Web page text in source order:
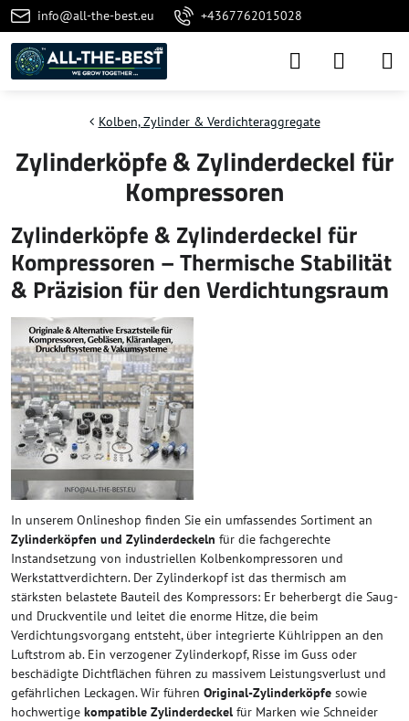
info@all-the-best.eu +4367762015028
Kolben, Zylinder & Verdichteraggregate
Zylinderköpfe & Zylinderdeckel für
Kompressoren
Zylinderköpfe & Zylinderdeckel für
Kompressoren – Thermische Stabilität
& Präzision für den Verdichtungsraum
In unserem Onlineshop finden Sie ein umfassendes Sortiment an
Zylinderköpfen und Zylinderdeckeln für die fachgerechte
Instandsetzung von industriellen Kolbenkompressoren und
Werkstattverdichtern. Der Zylinderkopf ist das thermisch am
stärksten belastete Bauteil des Kompressors: Er beherbergt die Saug-
und Druckventile und leitet die enorme Hitze, die beim
Verdichtungsvorgang entsteht, über integrierte Kühlrippen an den
Luftstrom ab. Ein verzogener Zylinderkopf, Risse im Guss oder
beschädigte Dichtflächen führen zu massivem Leistungsverlust und
gefährlichen Leckagen. Wir führen Original-Zylinderköpfe sowie
hochwertige kompatible Zylinderdeckel für Marken wie Schneider